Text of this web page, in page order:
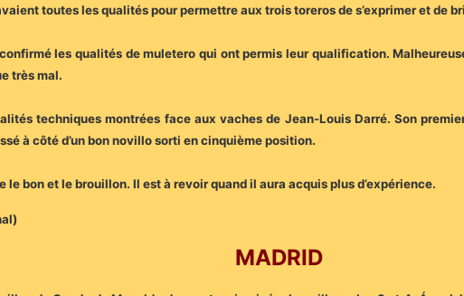
toutes les qualités pour permettre aux trois toreros de s’exprimer et de
les qualités de muletero qui ont permis leur qualification.
très mal.
techniques montrées face aux vaches de Jean-Louis Darré. Son
à côté d’un bon novillo sorti en cinquième position.
bon et le brouillon. Il est à revoir quand il aura acquis plus d’expérience.
MADRID